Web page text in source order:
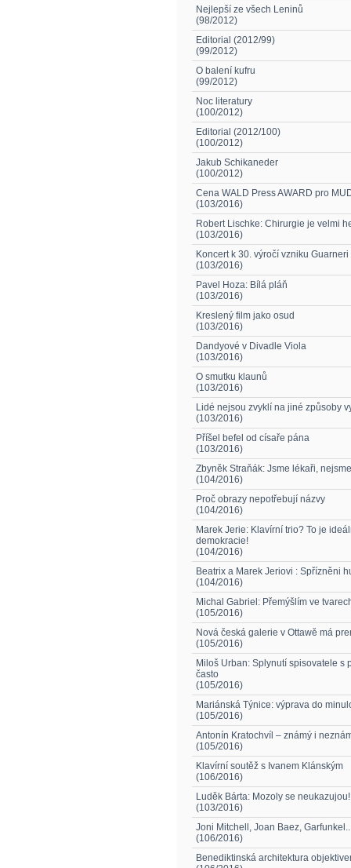
Nejlepší ze všech Leninů
(98/2012)
Editorial (2012/99)
(99/2012)
O balení kufru
(99/2012)
Noc literatury
(100/2012)
Editorial (2012/100)
(100/2012)
Jakub Schikaneder
(100/2012)
Cena WALD Press AWARD pro
(103/2016)
Robert Lischke: Chirurgie je velmi
(103/2016)
Koncert k 30. výročí vzniku
(103/2016)
Pavel Hoza: Bílá pláň
(103/2016)
Kreslený film jako osud
(103/2016)
Dandyové v Divadle Viola
(103/2016)
O smutku klaunů
(103/2016)
Lidé nejsou zvyklí na jiné způsoby
(103/2016)
Příšel befel od císaře pána
(103/2016)
Zbyněk Straňák: Jsme lékaři,
(104/2016)
Proč obrazy nepotřebují názvy
(104/2016)
Marek Jerie: Klavírní trio? To je
demokracie!
(104/2016)
Beatrix a Marek Jeriovi : Spřízněni
(104/2016)
Michal Gabriel: Přemýšlím ve
(105/2016)
Nová česká galerie v Ottawě má
(105/2016)
Miloš Urban: Splynutí spisovatele s
často
(105/2016)
Mariánská Týnice: výprava do
(105/2016)
Antonín Kratochvíl – známý i
(105/2016)
Klavírní soutěž s Ivanem Klánským
(106/2016)
Luděk Bárta: Mozoly se neukazujou!
(103/2016)
Joni Mitchell, Joan Baez,
(106/2016)
Benediktinská architektura